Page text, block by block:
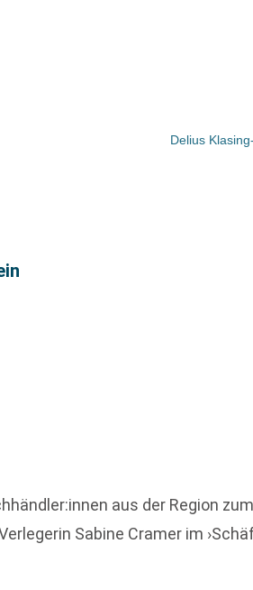
Delius
aus der Region
Sabine Cramer im